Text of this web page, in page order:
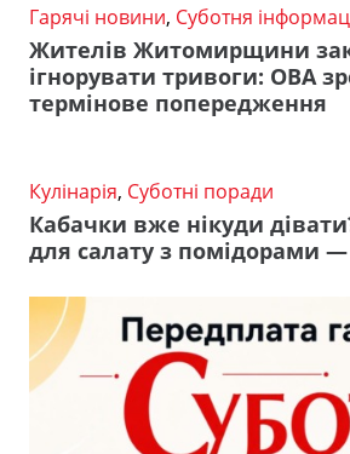
Гарячі новини, Суботня
Жителів Житомирщини
ігнорувати тривоги: ОВА
термінове попередження
Кулінарія, Суботні поради
Кабачки вже нікуди
для салату з помідорами —